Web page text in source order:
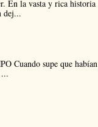
En la vasta y rica historia
dej...
Cuando supe que habían